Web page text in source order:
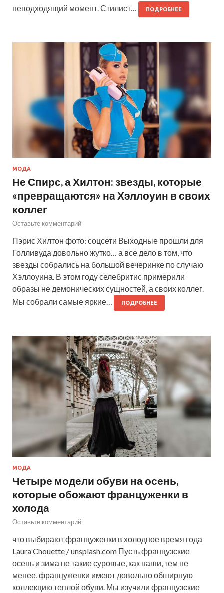
неподходящий момент. Стилист…
ПОДРОБНЕЕ
МОДА
Не Спирс, а Хилтон: звезды, которые
«превращаются» на Хэллоуин в своих
коллег
Оставьте комментарий
Пэрис Хилтон фото: соцсети Выходные прошли для
Голливуда довольно жутко… а все дело в том, что
звезды собрались на большой вечеринке по случаю
Хэллоуина. В этом году селебритис примерили
образы не демонических сущностей, а своих коллег.
Мы собрали самые яркие…
ПОДРОБНЕЕ
МОДА
Четыре модели обуви на осень,
которые обожают француженки в
холода
Оставьте комментарий
что выбирают француженки в холодное время года
Laura Chouette / unsplash.com Пусть французские
осень и зима не такие суровые, как наши, тем не
менее, француженки имеют довольно обширную
коллекцию теплой обуви. Мы изучили французские